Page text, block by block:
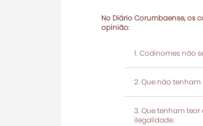
No Diário Corumbaense, os
opinião:
Codinomes não
Que não
Que tenham
ilegalidade.